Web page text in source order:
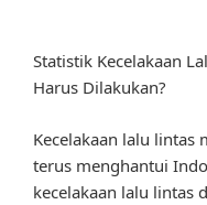
Statistik Kecelakaan
Harus Dilakukan?
Kecelakaan lalu lintas
terus menghantui
kecelakaan lalu lintas